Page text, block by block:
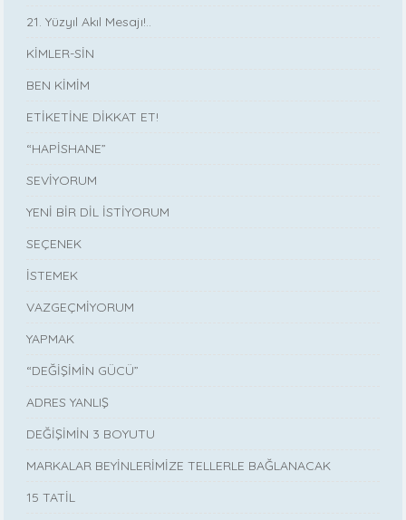
21. Yüzyıl Akıl Mesajı!..
KİMLER-SİN
BEN KİMİM
ETİKETİNE DİKKAT ET!
“HAPİSHANE”
SEVİYORUM
YENİ BİR DİL İSTİYORUM
SEÇENEK
İSTEMEK
VAZGEÇMİYORUM
YAPMAK
“DEĞİŞİMİN GÜCÜ”
ADRES YANLIŞ
DEĞİŞİMİN 3 BOYUTU
MARKALAR BEYİNLERİMİZE TELLERLE BAĞLANACAK
15 TATİL